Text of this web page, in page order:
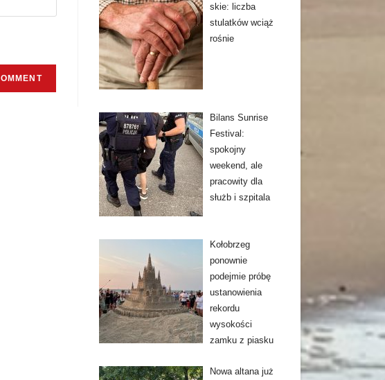
skie: liczba
stulatków wciąż
rośnie
Bilans Sunrise
Festival:
spokojny
weekend, ale
pracowity dla
służb i szpitala
Kołobrzeg
ponownie
podejmie próbę
ustanowienia
rekordu
wysokości
zamku z piasku
Nowa altana już